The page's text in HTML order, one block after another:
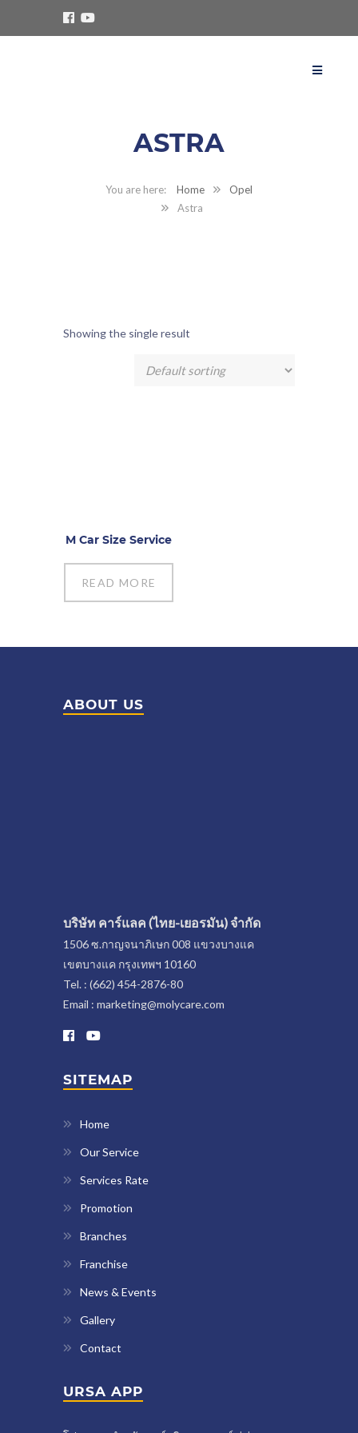
ASTRA
Home
Opel
Astra
Showing the single result
M Car Size Service
READ MORE
ABOUT US
บริษัท คาร์แลค (ไทย-เยอรมัน) จำกัด
1506 ซ.กาญจนาภิเษก 008 แขวงบางแค
เขตบางแค กรุงเทพฯ 10160
Tel. : (662) 454-2876-80
Email : marketing@molycare.com
SITEMAP
Home
Our Service
Services Rate
Promotion
Branches
Franchise
News & Events
Gallery
Contact
URSA APP